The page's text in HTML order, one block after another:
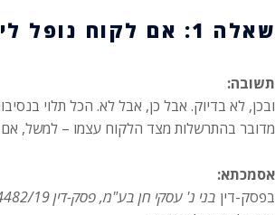
שאלה 1: אם לקוח נופל לי בעסק, אני אשם?
תשובה:
ובכן, לא בדיוק. אבל כן, אבל לא. הכל תלוי
מדובר בהתרשלות מצד הלקוח עצמו – למשל, אם
אסמכתא:
בפסק-דין בני נ' עסקי חן בע"מ, פסק-דין 4482/19